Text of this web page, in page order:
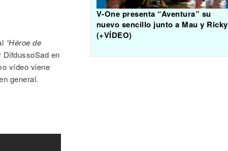
“Héroe de
en
vídeo viene
general.
V-One presenta “Aventura” su
nuevo sencillo junto a Mau y Ricky
(+VÍDEO)